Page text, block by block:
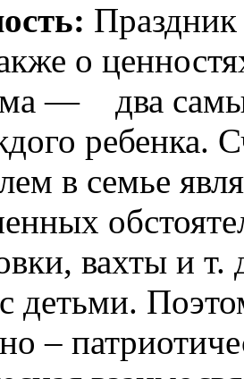
о
— два
ребенка.
в семье
вахты и
детьми.
–